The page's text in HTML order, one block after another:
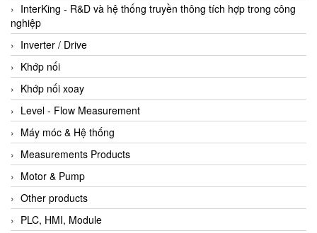
InterKing - R&D và hệ thống truyền thông tích hợp trong công
nghiệp
Inverter / Drive
Khớp nối
Khớp nối xoay
Level - Flow Measurement
Máy móc & Hệ thống
Measurements Products
Motor & Pump
Other products
PLC, HMI, Module